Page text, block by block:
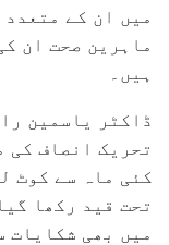
میں ان کے
ماہرین صحت ان
ہیں۔
ڈاکٹر یاسمین
تحریک انصاف کی
کئی ماہ سے کوٹ
تحت قید رکھا
میں بھی شکایات